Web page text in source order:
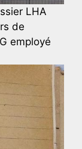
LHA
de
employé